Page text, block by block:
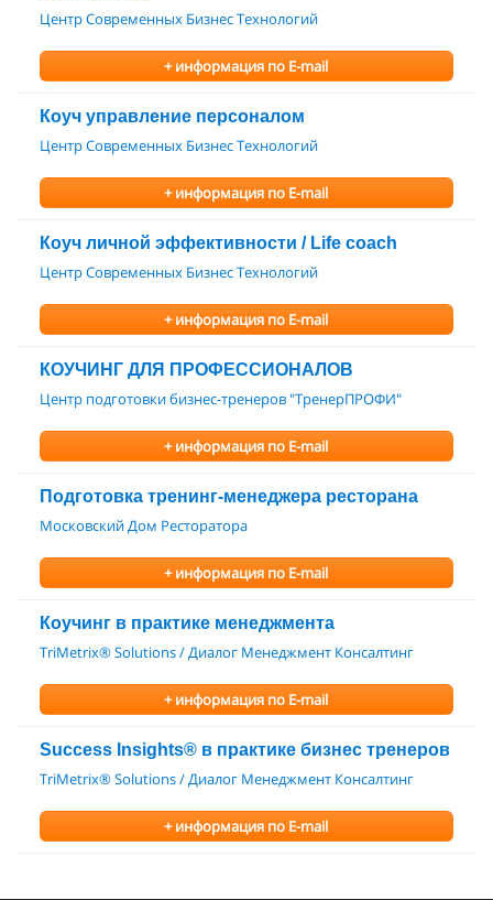
Центр Современных Бизнес Технологий
+ информация по E-mail
Коуч управление персоналом
Центр Современных Бизнес Технологий
+ информация по E-mail
Коуч личной эффективности / Life coach
Центр Современных Бизнес Технологий
+ информация по E-mail
КОУЧИНГ ДЛЯ ПРОФЕССИОНАЛОВ
Центр подготовки бизнес-тренеров "ТренерПРОФИ"
+ информация по E-mail
Подготовка тренинг-менеджера ресторана
Московский Дом Ресторатора
+ информация по E-mail
Коучинг в практике менеджмента
TriMetrix® Solutions / Диалог Менеджмент Консалтинг
+ информация по E-mail
Success Insights® в практике бизнес тренеров
TriMetrix® Solutions / Диалог Менеджмент Консалтинг
+ информация по E-mail